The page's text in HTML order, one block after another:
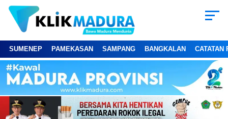
SUMENEP PAMEKASAN SAMPANG BANGKALAN CATATAN